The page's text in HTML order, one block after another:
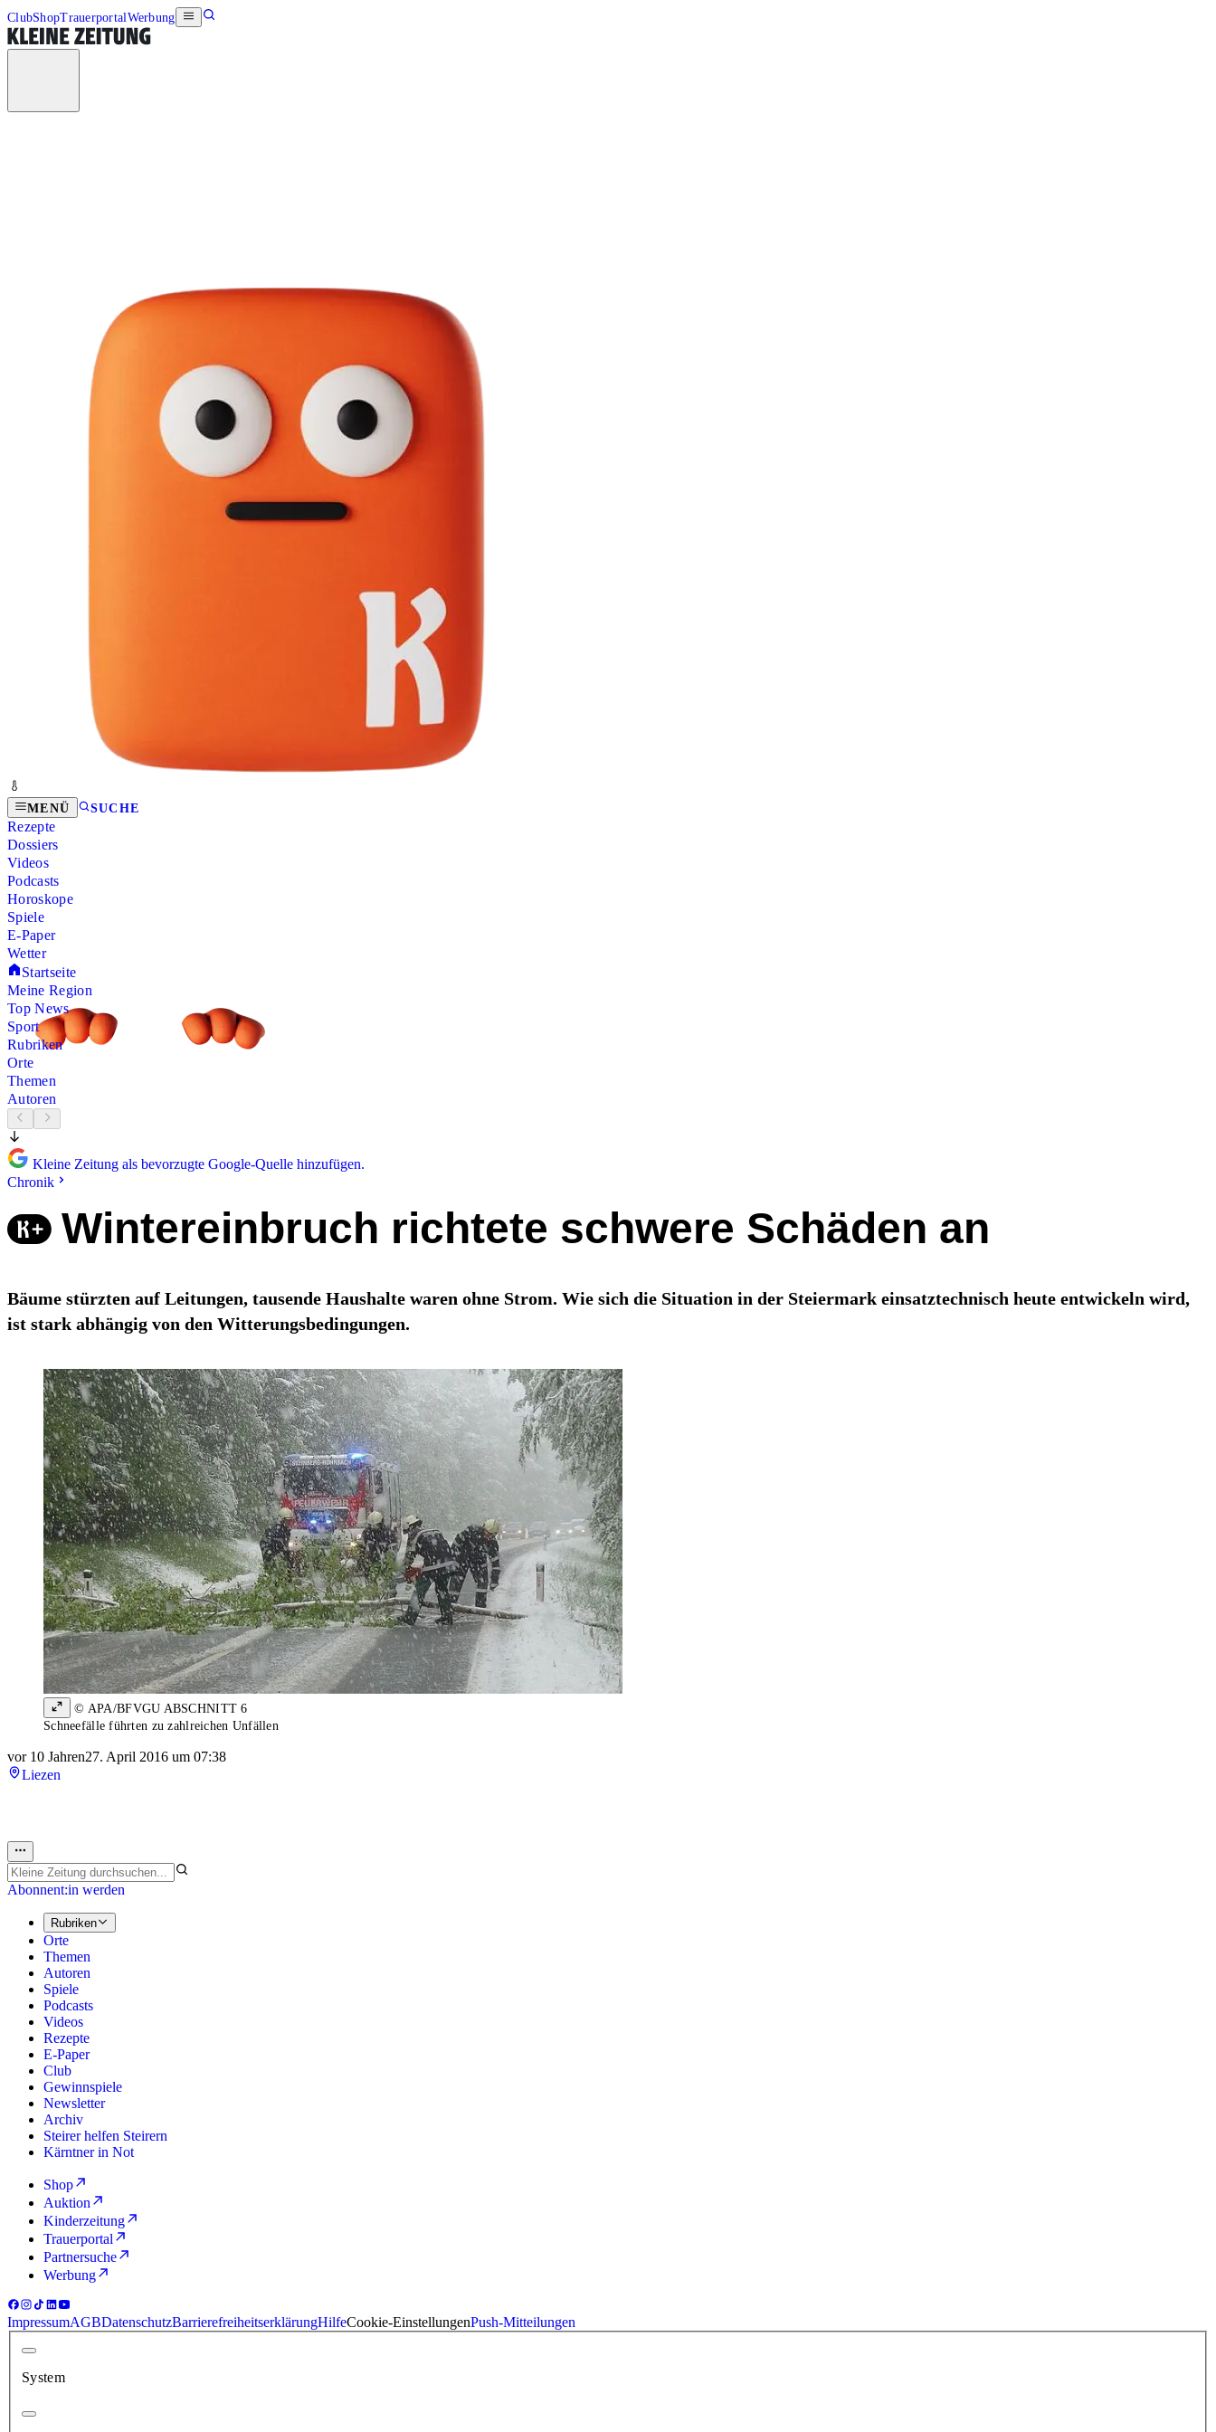
ClubShopTrauerportalWerbung
MENÜ SUCHE
Rezepte
Dossiers
Videos
Podcasts
Horoskope
Spiele
E-Paper
Wetter
Startseite
Meine Region
Top News
Sport
Rubriken
Orte
Themen
Autoren
Kleine Zeitung als bevorzugte Google-Quelle hinzufügen.
Chronik
Wintereinbruch richtete schwere Schäden an
Bäume stürzten auf Leitungen, tausende Haushalte waren ohne Strom. Wie sich die Situation in der Steiermark einsatztechnisch heute entwickeln wird,
ist stark abhängig von den Witterungsbedingungen.
© APA/BFVGU ABSCHNITT 6
Schneefälle führten zu zahlreichen Unfällen
vor 10 Jahren27. April 2016 um 07:38
Liezen
Abonnent:in werden
Rubriken
Orte
Themen
Autoren
Spiele
Podcasts
Videos
Rezepte
E-Paper
Club
Gewinnspiele
Newsletter
Archiv
Steirer helfen Steirern
Kärntner in Not
Shop
Auktion
Kinderzeitung
Trauerportal
Partnersuche
Werbung
ImpressumAGBDatenschutzBarrierefreiheitserklärungHilfeCookie-EinstellungenPush-Mitteilungen
System